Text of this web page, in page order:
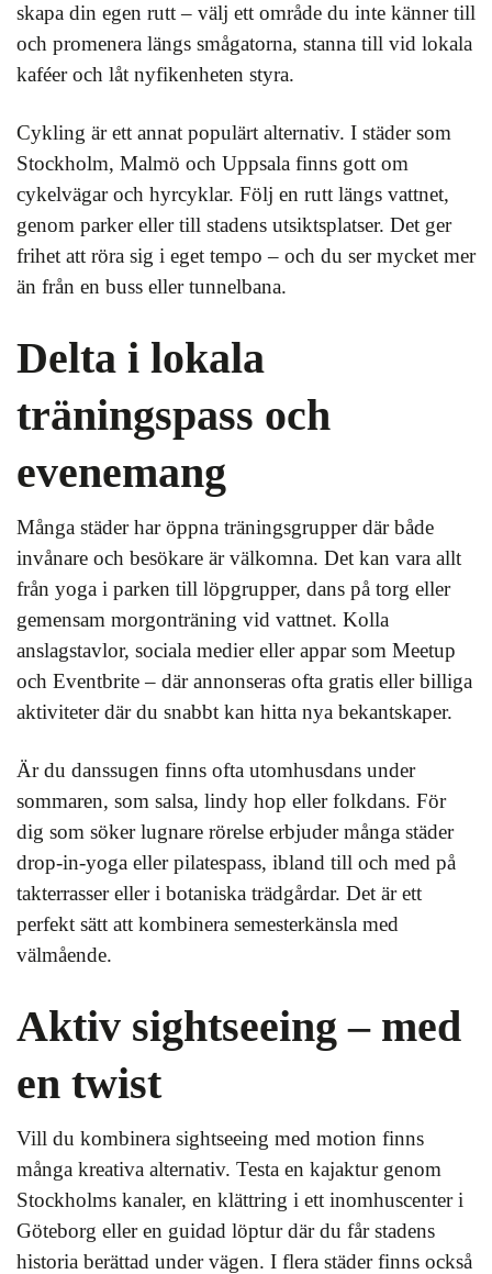
skapa din egen rutt – välj ett område du inte känner till
och promenera längs smågatorna, stanna till vid lokala
kaféer och låt nyfikenheten styra.
Cykling är ett annat populärt alternativ. I städer som
Stockholm, Malmö och Uppsala finns gott om
cykelvägar och hyrcyklar. Följ en rutt längs vattnet,
genom parker eller till stadens utsiktsplatser. Det ger
frihet att röra sig i eget tempo – och du ser mycket mer
än från en buss eller tunnelbana.
Delta i lokala
träningspass och
evenemang
Många städer har öppna träningsgrupper där både
invånare och besökare är välkomna. Det kan vara allt
från yoga i parken till löpgrupper, dans på torg eller
gemensam morgonträning vid vattnet. Kolla
anslagstavlor, sociala medier eller appar som Meetup
och Eventbrite – där annonseras ofta gratis eller billiga
aktiviteter där du snabbt kan hitta nya bekantskaper.
Är du danssugen finns ofta utomhusdans under
sommaren, som salsa, lindy hop eller folkdans. För
dig som söker lugnare rörelse erbjuder många städer
drop-in-yoga eller pilatespass, ibland till och med på
takterrasser eller i botaniska trädgårdar. Det är ett
perfekt sätt att kombinera semesterkänsla med
välmående.
Aktiv sightseeing – med
en twist
Vill du kombinera sightseeing med motion finns
många kreativa alternativ. Testa en kajaktur genom
Stockholms kanaler, en klättring i ett inomhuscenter i
Göteborg eller en guidad löptur där du får stadens
historia berättad under vägen. I flera städer finns också